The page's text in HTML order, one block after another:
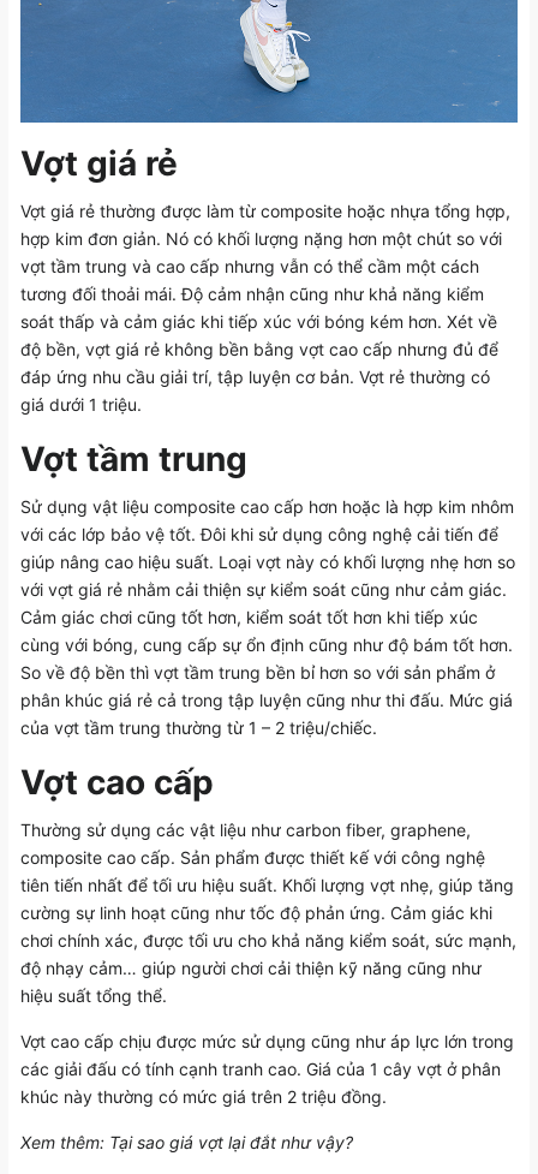
Vợt giá rẻ
Vợt giá rẻ thường được làm từ composite hoặc nhựa tổng hợp,
hợp kim đơn giản. Nó có khối lượng nặng hơn một chút so với
vợt tầm trung và cao cấp nhưng vẫn có thể cầm một cách
tương đối thoải mái. Độ cảm nhận cũng như khả năng kiểm
soát thấp và cảm giác khi tiếp xúc với bóng kém hơn. Xét về
độ bền, vợt giá rẻ không bền bằng vợt cao cấp nhưng đủ để
đáp ứng nhu cầu giải trí, tập luyện cơ bản. Vợt rẻ thường có
giá dưới 1 triệu.
Vợt tầm trung
Sử dụng vật liệu composite cao cấp hơn hoặc là hợp kim nhôm
với các lớp bảo vệ tốt. Đôi khi sử dụng công nghệ cải tiến để
giúp nâng cao hiệu suất. Loại vợt này có khối lượng nhẹ hơn so
với vợt giá rẻ nhằm cải thiện sự kiểm soát cũng như cảm giác.
Cảm giác chơi cũng tốt hơn, kiểm soát tốt hơn khi tiếp xúc
cùng với bóng, cung cấp sự ổn định cũng như độ bám tốt hơn.
So về độ bền thì vợt tầm trung bền bỉ hơn so với sản phẩm ở
phân khúc giá rẻ cả trong tập luyện cũng như thi đấu. Mức giá
của vợt tầm trung thường từ 1 – 2 triệu/chiếc.
Vợt cao cấp
Thường sử dụng các vật liệu như carbon fiber, graphene,
composite cao cấp. Sản phẩm được thiết kế với công nghệ
tiên tiến nhất để tối ưu hiệu suất. Khối lượng vợt nhẹ, giúp tăng
cường sự linh hoạt cũng như tốc độ phản ứng. Cảm giác khi
chơi chính xác, được tối ưu cho khả năng kiểm soát, sức mạnh,
độ nhạy cảm… giúp người chơi cải thiện kỹ năng cũng như
hiệu suất tổng thể.
Vợt cao cấp chịu được mức sử dụng cũng như áp lực lớn trong
các giải đấu có tính cạnh tranh cao. Giá của 1 cây vợt ở phân
khúc này thường có mức giá trên 2 triệu đồng.
Xem thêm: Tại sao giá vợt lại đắt như vậy?